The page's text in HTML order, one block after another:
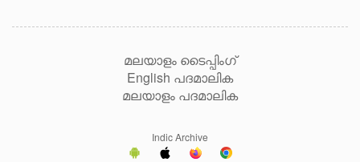
മലയാളം ടൈപ്പിംഗ്
English പദമാലിക
മലയാളം പദമാലിക
Indic Archive